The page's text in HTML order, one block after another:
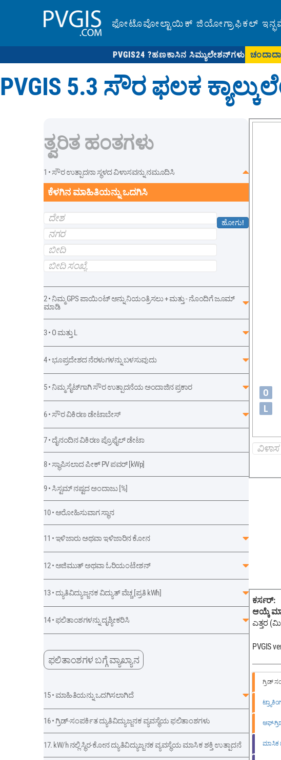
ಫೋಟೊವೋಲ್ಟಾಯಿಕ್ ಜಿಯೋಗ್ರಾಫಿಕಲ್
PVGIS24 ?ಹಣಕಾಸಿನ ಸಿಮ್ಯುಲೇಶನ್‌ಗಳು
PVGIS 5.3 ಸೌರ ಫಲಕ
ತ್ವರಿತ ಹಂತಗಳು
1 • ಸೌರ ಉತ್ಪಾದನಾ ಸ್ಥಳದ ವಿಳಾಸವನ್ನು ನಮೂದಿಸಿ
ಕೆಳಗಿನ ಮಾಹಿತಿಯನ್ನು ಒದಗಿಸಿ
ಹೋಗು!
2 • ನಿಮ್ಮ GPS ಪಾಯಿಂಟ್ ಅನ್ನು ನಿಯಂತ್ರಿಸಲು + ಮತ್ತು - ನೊಂದಿಗೆ ಜೂಮ್
ಮಾಡಿ
3 • O ಮತ್ತು L
4 • ಭೂಪ್ರದೇಶದ ನೆರಳುಗಳನ್ನು ಬಳಸುವುದು
5 • ನಿಮ್ಮ ಸೈಟ್‌ಗಾಗಿ ಸೌರ ಉತ್ಪಾದನೆಯ ಅಂದಾಜಿನ ಪ್ರಕಾರ
6 • ಸೌರ ವಿಕಿರಣ ಡೇಟಾಬೇಸ್
7 • ದೈನಂದಿನ ವಿಕಿರಣ ಪ್ರೊಫೈಲ್ ಡೇಟಾ
8 • ಸ್ಥಾಪಿಸಲಾದ ಪೀಕ್ PV ಪವರ್ [kWp]
9 • ಸಿಸ್ಟಮ್ ನಷ್ಟದ ಅಂದಾಜು [%]
10 • ಆರೋಹಿಸುವಾಗ ಸ್ಥಾನ
11 • ಇಳಿಜಾರು ಅಥವಾ ಇಳಿಜಾರಿನ ಕೋನ
12 • ಅಜಿಮುತ್ ಅಥವಾ ಓರಿಯಂಟೇಶನ್
13 • ದ್ಯುತಿವಿದ್ಯುಜ್ಜನಕ ವಿದ್ಯುತ್ ವೆಚ್ಚ [ಪ್ರತಿ kWh]
14 • ಫಲಿತಾಂಶಗಳನ್ನು ದೃಶ್ಯೀಕರಿಸಿ
ಫಲಿತಾಂಶಗಳ ಬಗ್ಗೆ ವ್ಯಾಖ್ಯಾನ
15 • ಮಾಹಿತಿಯನ್ನು ಒದಗಿಸಲಾಗಿದೆ
16 • ಗ್ರಿಡ್-ಸಂಪರ್ಕಿತ ದ್ಯುತಿವಿದ್ಯುಜ್ಜನಕ ವ್ಯವಸ್ಥೆಯ ಫಲಿತಾಂಶಗಳು
17. kW/h ನಲ್ಲಿ ಸ್ಥಿರ-ಕೋನ ದ್ಯುತಿವಿದ್ಯುಜ್ಜನಕ ವ್ಯವಸ್ಥೆಯ ಮಾಸಿಕ ಶಕ್ತಿ ಉತ್ಪಾದನೆ
O
L
ಕರ್ಸರ್:
ಆಯ್ಕೆ
ಎತ್ತರ
PVGIS
ಗ್ರಿಡ್
ಆಫ್-
ಮಾಸಿಕ